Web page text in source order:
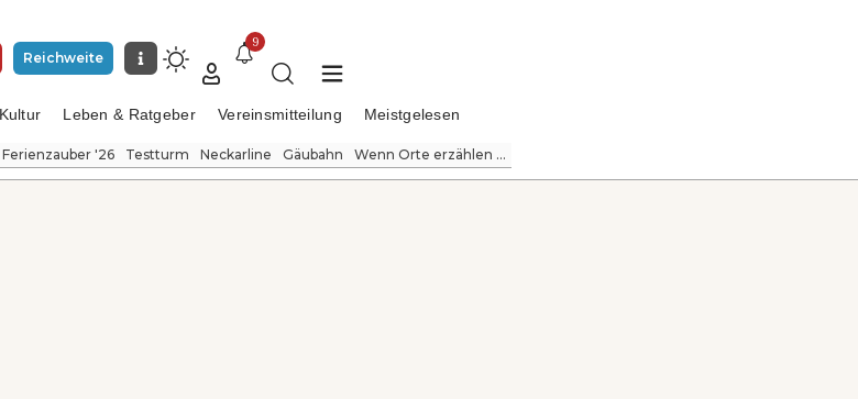
Reichweite
9
Kultur Leben & Ratgeber Vereinsmitteilung Meistgelesen
Ferienzauber '26 Testturm Neckarline Gäubahn Wenn Orte erzählen ...